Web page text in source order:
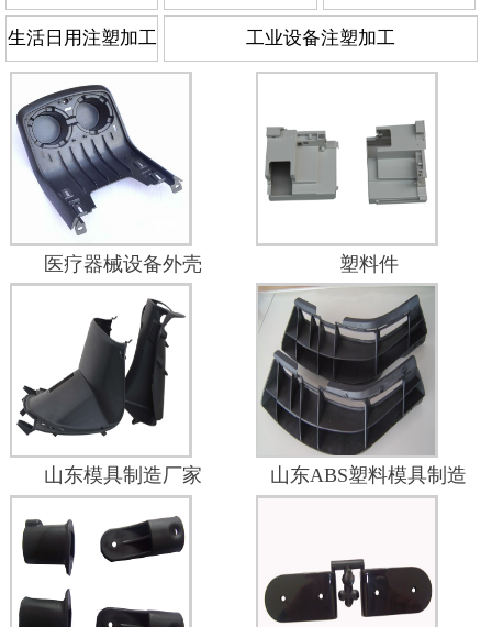
生活日用注塑加工 工业设备注塑加工
医疗器械设备外壳 塑料件
山东模具制造厂家 山东ABS塑料模具制造